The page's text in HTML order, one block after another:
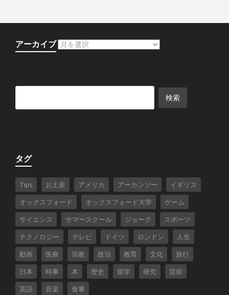
アーカイブ
タグ
Tips お土産 アメリカ アーカンソー イギリス
オックスフォード オックスフォード大学 ゲーム
サイエンス サマースクール ジョーク スポーツ
テクノロジー テレビ ドイツ ロンドン 人生
動画 医療 宗教 政治 教育 文化 旅行
日本 時事 本 歴史 留学 研究 芸術
英語 音楽 食事